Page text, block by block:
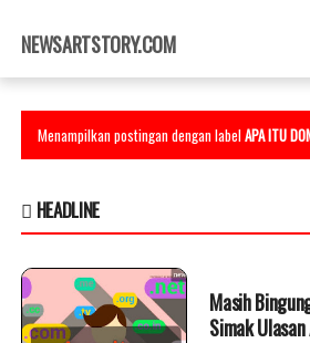
×
NEWSARTSTORY.COM
Menampilkan postingan dengan labelAPA ITU
HEADLINE
Masih
Simak